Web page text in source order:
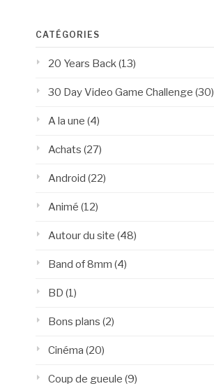
CATÉGORIES
20 Years Back (13)
30 Day Video Game Challenge (30)
A la une (4)
Achats (27)
Android (22)
Animé (12)
Autour du site (48)
Band of 8mm (4)
BD (1)
Bons plans (2)
Cinéma (20)
Coup de gueule (9)